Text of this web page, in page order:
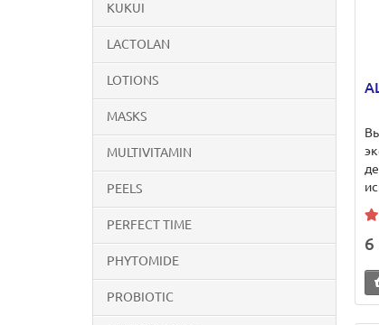
KUKUI
LACTOLAN
LOTIONS
MASKS
MULTIVITAMIN
PEELS
PERFECT TIME
PHYTOMIDE
PROBIOTIC
6